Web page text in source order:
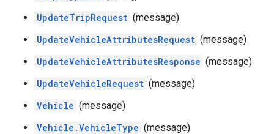
UpdateTripRequest (message)
UpdateVehicleAttributesRequest (message)
UpdateVehicleAttributesResponse (message)
UpdateVehicleRequest (message)
Vehicle (message)
Vehicle.VehicleType (message)